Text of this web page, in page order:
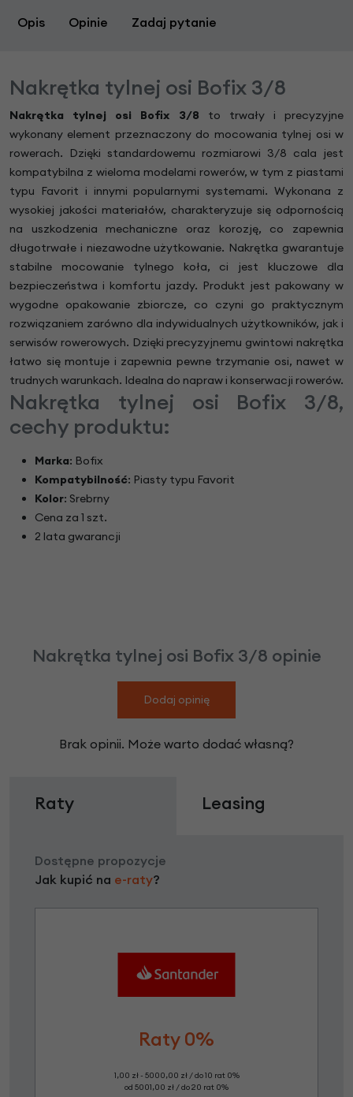
Opis Opinie Zadaj pytanie
Nakrętka tylnej osi Bofix 3/8
Nakrętka tylnej osi Bofix 3/8 to trwały i precyzyjne
wykonany element przeznaczony do mocowania tylnej osi w
rowerach. Dzięki standardowemu rozmiarowi 3/8 cala jest
kompatybilna z wieloma modelami rowerów, w tym z piastami
typu Favorit i innymi popularnymi systemami. Wykonana z
wysokiej jakości materiałów, charakteryzuje się odpornością
na uszkodzenia mechaniczne oraz korozję, co zapewnia
długotrwałe i niezawodne użytkowanie. Nakrętka gwarantuje
stabilne mocowanie tylnego koła, ci jest kluczowe dla
bezpieczeństwa i komfortu jazdy. Produkt jest pakowany w
wygodne opakowanie zbiorcze, co czyni go praktycznym
rozwiązaniem zarówno dla indywidualnych użytkowników, jak i
serwisów rowerowych. Dzięki precyzyjnemu gwintowi nakrętka
łatwo się montuje i zapewnia pewne trzymanie osi, nawet w
trudnych warunkach. Idealna do napraw i konserwacji rowerów.
Nakrętka tylnej osi Bofix 3/8,
cechy produktu:
Marka: Bofix
Kompatybilność: Piasty typu Favorit
Kolor: Srebrny
Cena za 1 szt.
2 lata gwarancji
Nakrętka tylnej osi Bofix 3/8 opinie
Dodaj opinię
Brak opinii. Może warto dodać własną?
Raty Leasing
Dostępne propozycje
Jak kupić na e-raty?
Raty 0%
1,00 zł - 5000,00 zł / do 10 rat 0%
od 5001,00 zł / do 20 rat 0%